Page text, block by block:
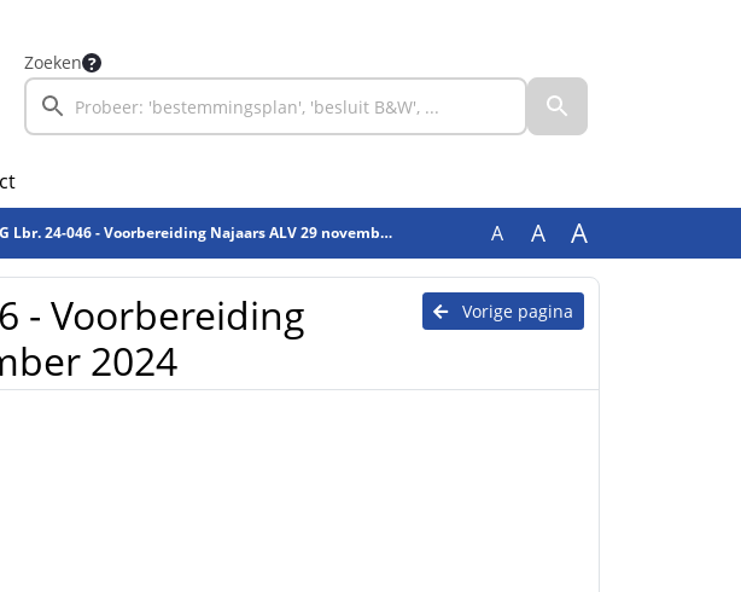
Zoeken
Lbr. 24-046 - Voorbereiding Najaars ALV 29 november 2024 A A A
Vorige pagina
- Voorbereiding
2024